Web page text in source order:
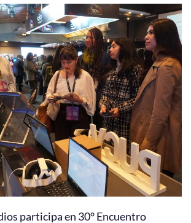
participa en 30° Encuentro